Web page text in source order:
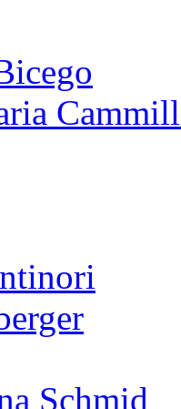
Schmid